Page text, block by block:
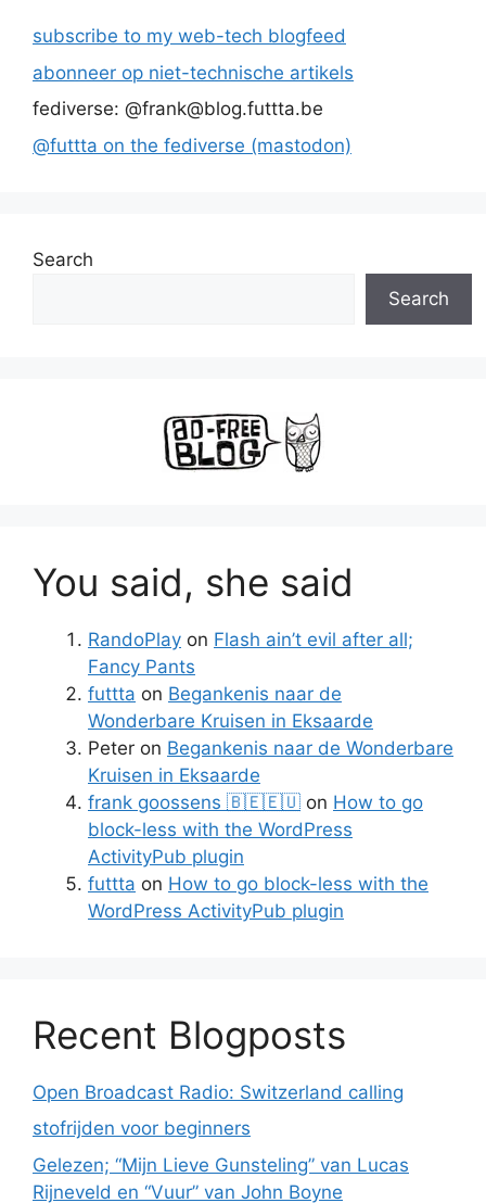
subscribe to my web-tech blogfeed
abonneer op niet-technische artikels
fediverse: @frank@blog.futtta.be
@futtta on the fediverse (mastodon)
Search
Search
You said, she said
RandoPlay on Flash ain’t evil after all;
Fancy Pants
futtta on Begankenis naar de
Wonderbare Kruisen in Eksaarde
Peter on Begankenis naar de Wonderbare
Kruisen in Eksaarde
frank goossens 🇧🇪🇪🇺 on How to go
block-less with the WordPress
ActivityPub plugin
futtta on How to go block-less with the
WordPress ActivityPub plugin
Recent Blogposts
Open Broadcast Radio: Switzerland calling
stofrijden voor beginners
Gelezen; “Mijn Lieve Gunsteling” van Lucas
Rijneveld en “Vuur” van John Boyne